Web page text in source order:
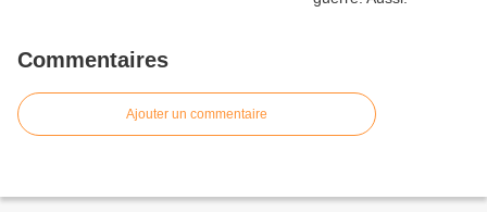
Commentaires
Ajouter un commentaire